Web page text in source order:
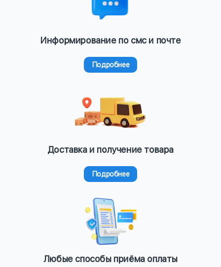
Информирование по смс и почте
Подробнее
Доставка и получение товара
Подробнее
Любые способы приёма оплаты